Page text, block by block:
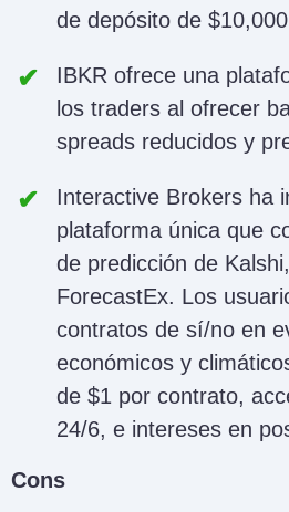
de depósito de
IBKR ofrece una
los traders al ofrecer
spreads reducidos y
Interactive Brokers ha
plataforma única que
de predicción de
ForecastEx. Los
contratos de sí/no en
económicos y
de $1 por contrato,
24/6, e intereses en
Cons